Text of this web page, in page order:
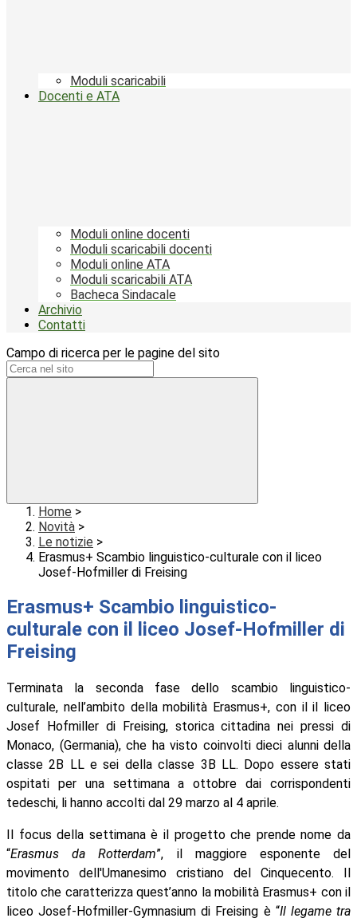
Moduli scaricabili
Docenti e ATA
Moduli online docenti
Moduli scaricabili docenti
Moduli online ATA
Moduli scaricabili ATA
Bacheca Sindacale
Archivio
Contatti
Campo di ricerca per le pagine del sito
Home >
Novità >
Le notizie >
Erasmus+ Scambio linguistico-culturale con il liceo
Josef-Hofmiller di Freising
Erasmus+ Scambio linguistico-
culturale con il liceo Josef-Hofmiller di
Freising
Terminata la seconda fase dello scambio linguistico-
culturale, nell’ambito della mobilità Erasmus+, con il il liceo
Josef Hofmiller di Freising, storica cittadina nei pressi di
Monaco, (Germania), che ha visto coinvolti dieci alunni della
classe 2B LL e sei della classe 3B LL. Dopo essere stati
ospitati per una settimana a ottobre dai corrispondenti
tedeschi, li hanno accolti dal 29 marzo al 4 aprile.
Il focus della settimana è il progetto che prende nome da
“Erasmus da Rotterdam”, il maggiore esponente del
movimento dell'Umanesimo cristiano del Cinquecento. Il
titolo che caratterizza quest’anno la mobilità Erasmus+ con il
liceo Josef-Hofmiller-Gymnasium di Freising è “Il legame tra